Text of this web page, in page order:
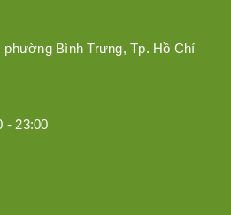
phường Bình Trưng, Tp. Hồ Chí
- 23:00